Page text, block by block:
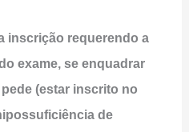
inscrição requerendo a
exame, se enquadrar
(estar inscrito no
de